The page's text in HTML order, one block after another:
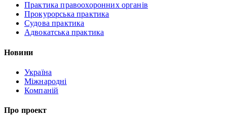
Практика правоохоронних органів
Прокурорська практика
Судова практика
Адвокатська практика
Новини
Україна
Міжнародні
Компаній
Про проект